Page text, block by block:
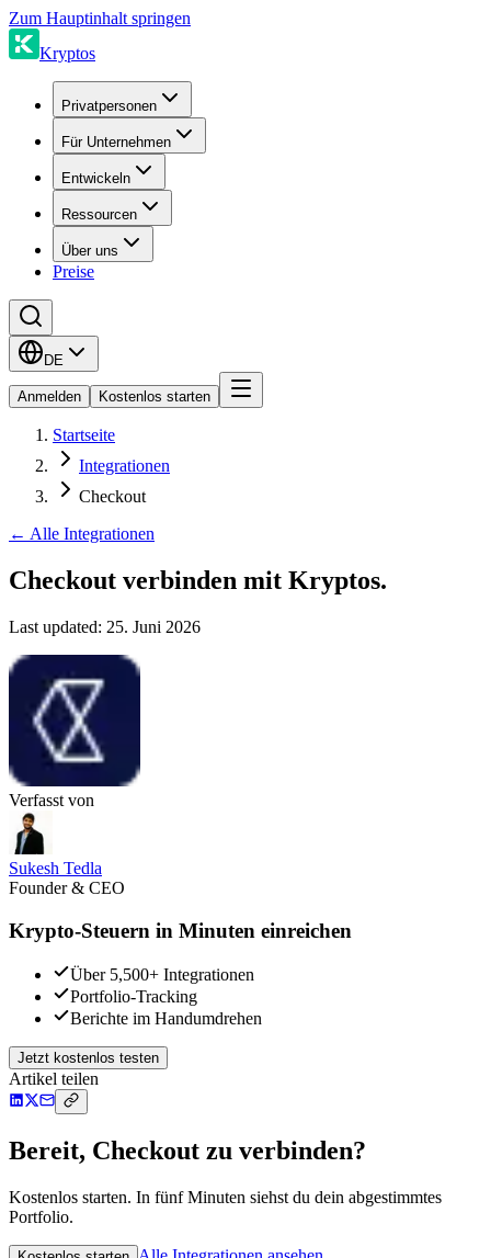
Zum Hauptinhalt springen
Kryptos
Privatpersonen
Für Unternehmen
Entwickeln
Ressourcen
Über uns
Preise
DE
Anmelden Kostenlos starten
Startseite
Integrationen
Checkout
← Alle Integrationen
Checkout verbinden mit Kryptos.
Last updated: 25. Juni 2026
Verfasst von
Sukesh Tedla
Founder & CEO
Krypto-Steuern in Minuten einreichen
Über 5,500+ Integrationen
Portfolio-Tracking
Berichte im Handumdrehen
Jetzt kostenlos testen
Artikel teilen
Bereit, Checkout zu verbinden?
Kostenlos starten. In fünf Minuten siehst du dein abgestimmtes
Portfolio.